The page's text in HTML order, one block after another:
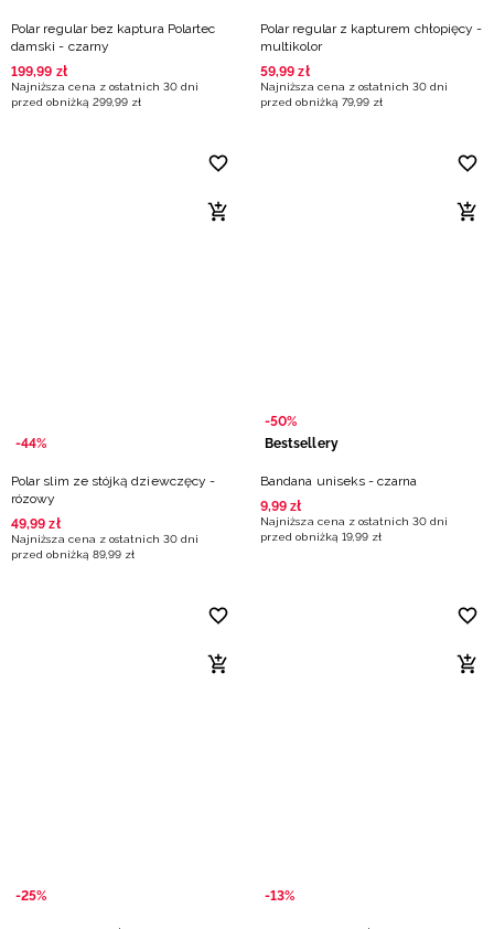
Polar regular bez kaptura Polartec
damski - czarny
199,99 zł
Najniższa cena z ostatnich 30 dni
przed obniżką 299,99 zł
Polar regular z kapturem chłopięcy -
multikolor
59,99 zł
Najniższa cena z ostatnich 30 dni
przed obniżką 79,99 zł
-44%
Polar slim ze stójką dziewczęcy -
rózowy
49,99 zł
Najniższa cena z ostatnich 30 dni
przed obniżką 89,99 zł
-50%
Bestsellery
Bandana uniseks - czarna
9,99 zł
Najniższa cena z ostatnich 30 dni
przed obniżką 19,99 zł
-25% -13%